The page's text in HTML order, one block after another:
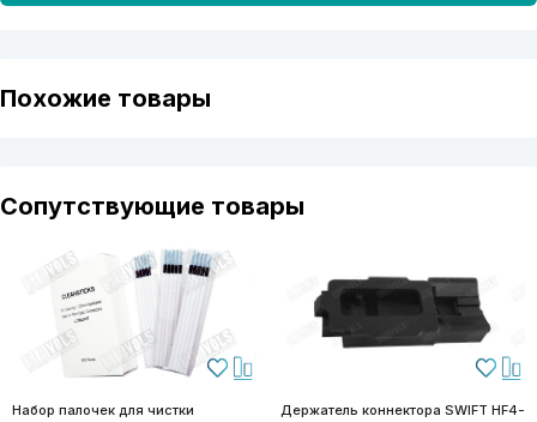
Похожие товары
Сопутствующие товары
Набор палочек для чистки
Держатель коннектора SWIFT HF4-